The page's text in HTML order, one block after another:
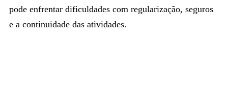
pode enfrentar dificuldades com regularização, seguros
e a continuidade das atividades.